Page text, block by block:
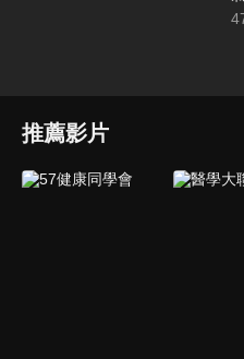
推薦影片